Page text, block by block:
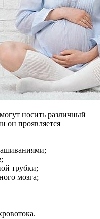
носить различный
он проявляется
трубки;
мозга;